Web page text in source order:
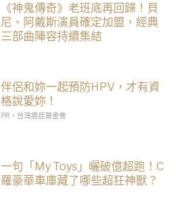
《神鬼傳奇》老班底再回歸！貝
尼、阿戴斯演員確定加盟，經典
三部曲陣容持續集結
伴侶和妳一起預防HPV，才有資
格說愛妳！
PR・台灣癌症基金會
一句「My Toys」曬破億超跑！C
羅豪華車庫藏了哪些超狂神獸？